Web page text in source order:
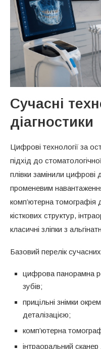
Сучасні
діагностики
Цифрові технології за
підхід до
плівки замінили цифрові
променевим
комп’ютерна томографія
кісткових структур,
класичні зліпки з
Базовий перелік
цифрова панорамна
зубів;
прицільні знімки
деталізацією;
комп’ютерна
інтраоральний сканер